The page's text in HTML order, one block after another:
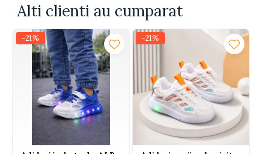
Alti clienti au cumparat
-21% -21%